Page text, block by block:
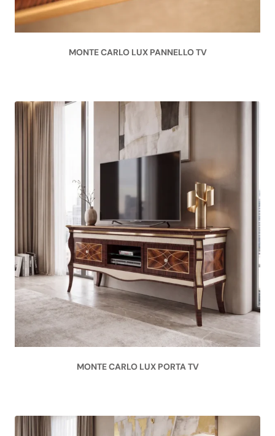
MONTE CARLO LUX PANNELLO TV
MONTE CARLO LUX PORTA TV